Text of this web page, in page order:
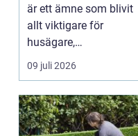
är ett ämne som blivit
allt viktigare för
husägare,
bostadsrättsföreningar
och ...
09 juli 2026